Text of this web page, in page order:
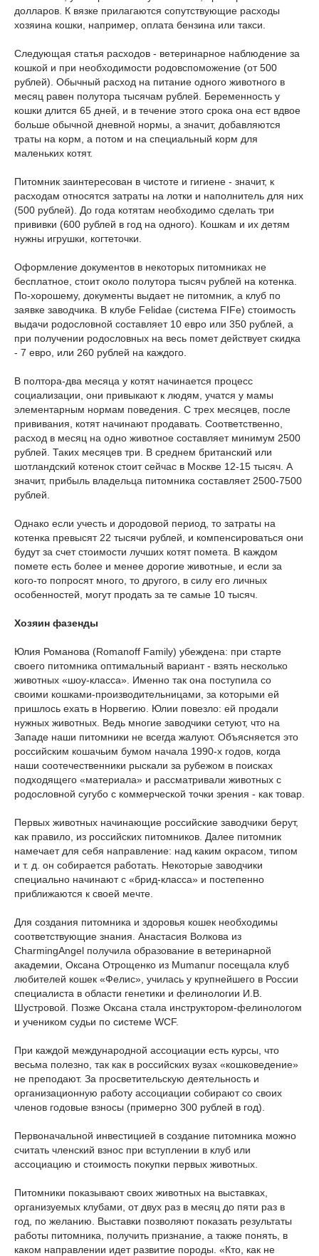
долларов. К вязке прилагаются сопутствующие расходы
хозяина кошки, например, оплата бензина или такси.
Следующая статья расходов - ветеринарное наблюдение за
кошкой и при необходимости родовспоможение (от 500
рублей). Обычный расход на питание одного животного в
месяц равен полутора тысячам рублей. Беременность у
кошки длится 65 дней, и в течение этого срока она ест вдвое
больше обычной дневной нормы, а значит, добавляются
траты на корм, а потом и на специальный корм для
маленьких котят.
Питомник заинтересован в чистоте и гигиене - значит, к
расходам относятся затраты на лотки и наполнитель для них
(500 рублей). До года котятам необходимо сделать три
прививки (600 рублей в год на одного). Кошкам и их детям
нужны игрушки, когтеточки.
Оформление документов в некоторых питомниках не
бесплатное, стоит около полутора тысяч рублей на котенка.
По-хорошему, документы выдает не питомник, а клуб по
заявке заводчика. В клубе Felidae (система FIFe) стоимость
выдачи родословной составляет 10 евро или 350 рублей, а
при получении родословных на весь помет действует скидка
- 7 евро, или 260 рублей на каждого.
В полтора-два месяца у котят начинается процесс
социализации, они привыкают к людям, учатся у мамы
элементарным нормам поведения. С трех месяцев, после
прививания, котят начинают продавать. Соответственно,
расход в месяц на одно животное составляет минимум 2500
рублей. Таких месяцев три. В среднем британский или
шотландский котенок стоит сейчас в Москве 12-15 тысяч. А
значит, прибыль владельца питомника составляет 2500-7500
рублей.
Однако если учесть и дородовой период, то затраты на
котенка превысят 22 тысячи рублей, и компенсироваться они
будут за счет стоимости лучших котят помета. В каждом
помете есть более и менее дорогие животные, и если за
кого-то попросят много, то другого, в силу его личных
особенностей, могут продать за те самые 10 тысяч.
Хозяин фазенды
Юлия Романова (Romanoff Family) убеждена: при старте
своего питомника оптимальный вариант - взять несколько
животных «шоу-класса». Именно так она поступила со
своими кошками-производительницами, за которыми ей
пришлось ехать в Норвегию. Юлии повезло: ей продали
нужных животных. Ведь многие заводчики сетуют, что на
Западе наши питомники не всегда жалуют. Объясняется это
российским кошачьим бумом начала 1990-х годов, когда
наши соотечественники рыскали за рубежом в поисках
подходящего «материала» и рассматривали животных с
родословной сугубо с коммерческой точки зрения - как товар.
Первых животных начинающие российские заводчики берут,
как правило, из российских питомников. Далее питомник
намечает для себя направление: над каким окрасом, типом
и т. д. он собирается работать. Некоторые заводчики
специально начинают с «брид-класса» и постепенно
приближаются к своей мечте.
Для создания питомника и здоровья кошек необходимы
соответствующие знания. Анастасия Волкова из
CharmingAngel получила образование в ветеринарной
академии, Оксана Отрощенко из Mumanur посещала клуб
любителей кошек «Фелис», училась у крупнейшего в России
специалиста в области генетики и фелинологии И.В.
Шустровой. Позже Оксана стала инструктором-фелинологом
и учеником судьи по системе WCF.
При каждой международной ассоциации есть курсы, что
весьма полезно, так как в российских вузах «кошковедение»
не преподают. За просветительскую деятельность и
организационную работу ассоциации собирают со своих
членов годовые взносы (примерно 300 рублей в год).
Первоначальной инвестицией в создание питомника можно
считать членский взнос при вступлении в клуб или
ассоциацию и стоимость покупки первых животных.
Питомники показывают своих животных на выставках,
организуемых клубами, от двух раз в месяц до пяти раз в
год, по желанию. Выставки позволяют показать результаты
работы питомника, получить признание, а также понять, в
каком направлении идет развитие породы. «Кто, как не